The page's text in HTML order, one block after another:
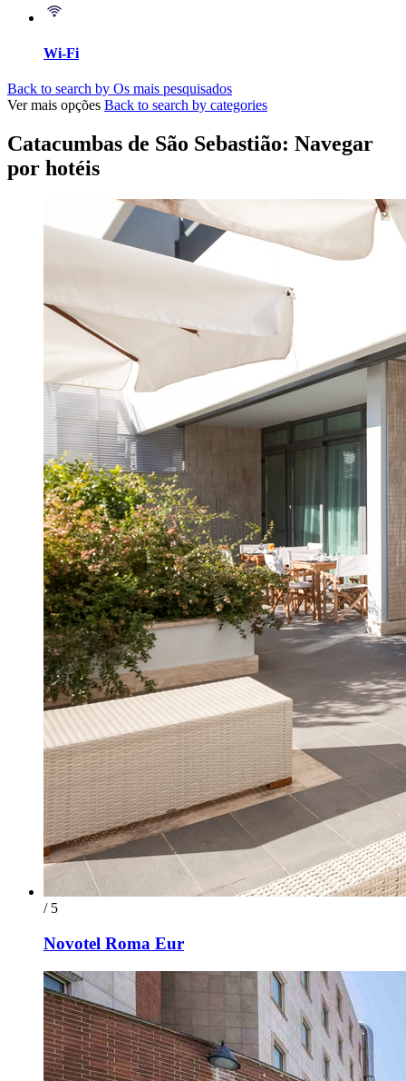
Wi-Fi
Back to search by Os mais pesquisados
Ver mais opções Back to search by categories
Catacumbas de São Sebastião: Navegar
por hotéis
/ 5
Novotel Roma Eur